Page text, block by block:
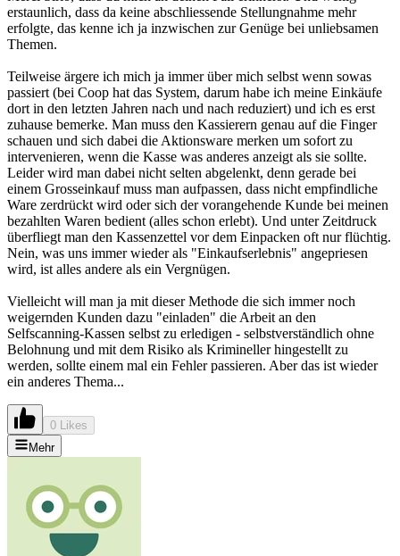
erstaunlich, dass da keine abschliessende Stellungnahme mehr
erfolgte, das kenne ich ja inzwischen zur Genüge bei unliebsamen
Themen.
Teilweise ärgere ich mich ja immer über mich selbst wenn sowas
passiert (bei Coop hat das System, darum habe ich meine Einkäufe
dort in den letzten Jahren nach und nach reduziert) und ich es erst
zuhause bemerke. Man muss den Kassierern genau auf die Finger
schauen und sich dabei die Aktionsware merken um sofort zu
intervenieren, wenn die Kasse was anderes anzeigt als sie sollte.
Leider wird man dabei nicht selten abgelenkt, denn gerade bei
einem Grosseinkauf muss man aufpassen, dass nicht empfindliche
Ware zerdrückt wird oder sich der vorangehende Kunde bei meinen
bezahlten Waren bedient (alles schon erlebt). Und unter Zeitdruck
überfliegt man den Kassenzettel vor dem Einpacken oft nur flüchtig.
Nein, was uns immer wieder als "Einkaufserlebnis" angepriesen
wird, ist alles andere als ein Vergnügen.
Vielleicht will man ja mit dieser Methode die sich immer noch
weigernden Kunden dazu "einladen" die Arbeit an den
Selfscanning-Kassen selbst zu erledigen - selbstverständlich ohne
Belohnung und mit dem Risiko als Krimineller hingestellt zu
werden, sollte einem mal ein Fehler passieren. Aber das ist wieder
ein anderes Thema...
0 Likes
Mehr